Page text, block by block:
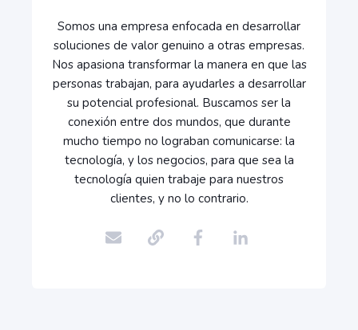
Somos una empresa enfocada en desarrollar
soluciones de valor genuino a otras empresas.
Nos apasiona transformar la manera en que las
personas trabajan, para ayudarles a desarrollar
su potencial profesional. Buscamos ser la
conexión entre dos mundos, que durante
mucho tiempo no lograban comunicarse: la
tecnología, y los negocios, para que sea la
tecnología quien trabaje para nuestros
clientes, y no lo contrario.